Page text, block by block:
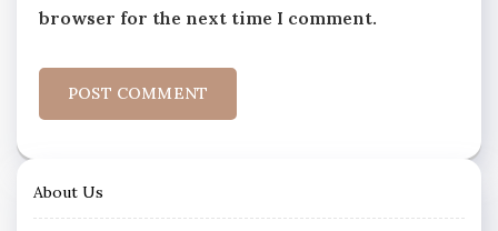
browser for the next time I comment.
About Us